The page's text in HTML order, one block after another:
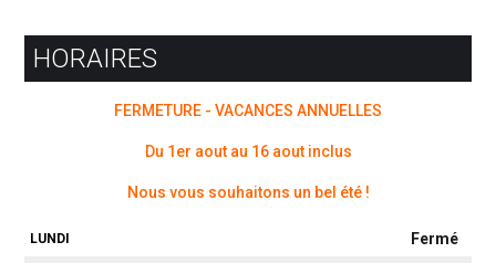
HORAIRES
FERMETURE - VACANCES ANNUELLES
Du 1er aout au 16 aout inclus
Nous vous souhaitons un bel été !
LUNDI Fermé